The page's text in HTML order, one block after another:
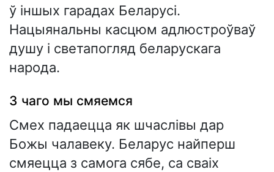
ў іншых гарадах Беларусі.
Нацыянальны касцюм адлюстроўваў
душу і светапогляд беларускага
народа.
З чаго мы смяемся
Смех падаецца як шчаслівы дар
Божы чалавеку. Беларус найперш
смяецца з самога сябе, са сваіх